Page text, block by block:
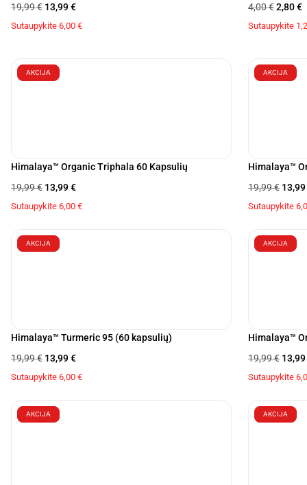
19,99€ 13,99€
Sutaupykite 6,00 €
4,00€2,80€
Sutaupykite
AKCIJA
Himalaya™ Organic Triphala 60 Kapsulių
19,99€ 13,99€
Sutaupykite 6,00 €
AKCIJA
Himalaya™
19,99€ 13,99
Sutaupykite
AKCIJA
Himalaya™ Turmeric 95 (60 kapsulių)
19,99€ 13,99€
Sutaupykite 6,00 €
AKCIJA
Himalaya™
19,99€ 13,99
Sutaupykite
AKCIJA AKCIJA